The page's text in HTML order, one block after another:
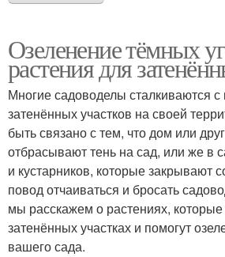
Озеленение тёмных
растения для
Многие садоводелы сталкиваются
затенённых участков на своей
быть связано с тем, что дом или
отбрасывают тень на сад, или же в
и кустарников, которые закрывают
повод отчаиваться и бросать
мы расскажем о растениях, которые
затенённых участках и помогут
вашего сада.